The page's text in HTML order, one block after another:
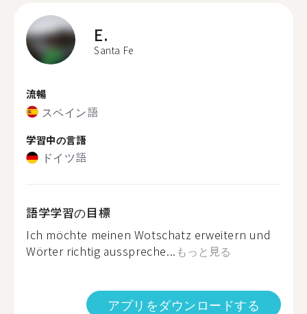
E.
Santa Fe
流暢
スペイン語
学習中の言語
ドイツ語
語学学習の目標
Ich möchte meinen Wotschatz erweitern und
Wörter richtig ausspreche... もっと見る
アプリをダウンロードする